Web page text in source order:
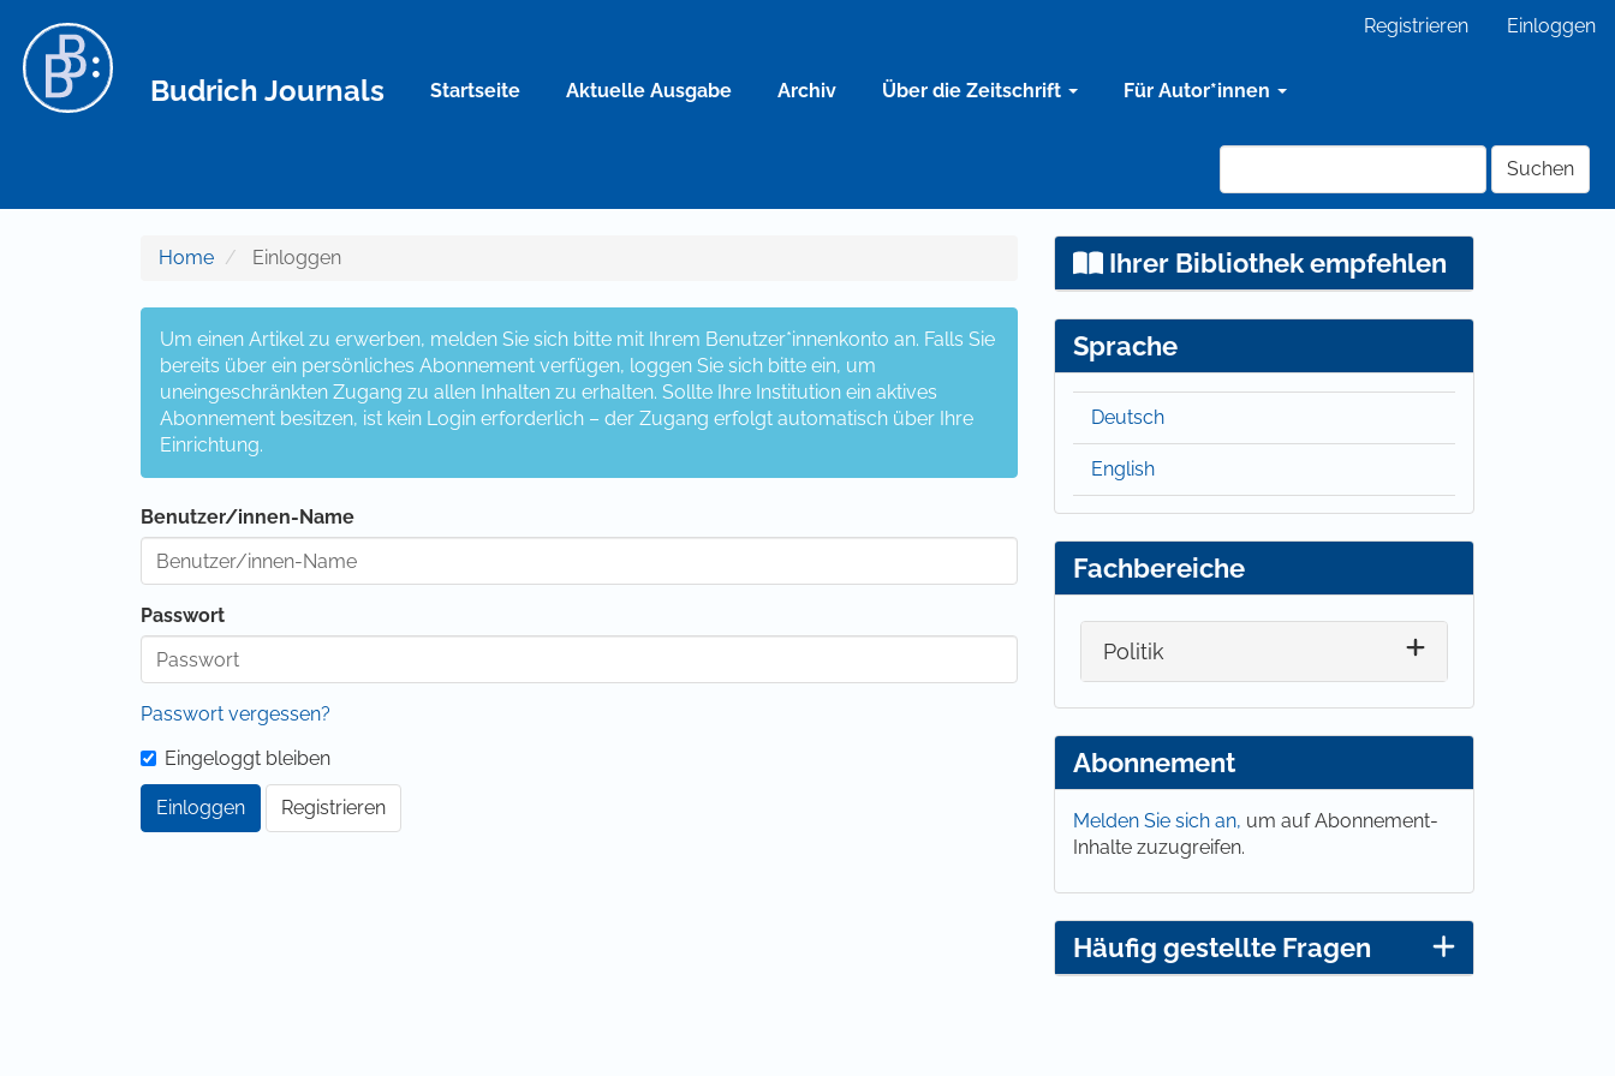
Hauptinhalt
Sidebar
Registrieren Einloggen
Budrich Journals Startseite Aktuelle Ausgabe Archiv Über die Zeitschrift Für Autor*innen
Suchen
Home Einloggen
Um einen Artikel zu erwerben, melden Sie sich bitte mit Ihrem Benutzer*innenkonto an. Falls Sie
bereits über ein persönliches Abonnement verfügen, loggen Sie sich bitte ein, um
uneingeschränkten Zugang zu allen Inhalten zu erhalten. Sollte Ihre Institution ein aktives
Abonnement besitzen, ist kein Login erforderlich – der Zugang erfolgt automatisch über Ihre
Einrichtung.
Benutzer/innen-Name
Passwort
Passwort vergessen?
Eingeloggt bleiben
Einloggen Registrieren
Ihrer Bibliothek empfehlen
Sprache
Deutsch
English
Fachbereiche
Politik
Abonnement
Melden Sie sich an, um auf Abonnement-
Inhalte zuzugreifen.
Häufig gestellte Fragen